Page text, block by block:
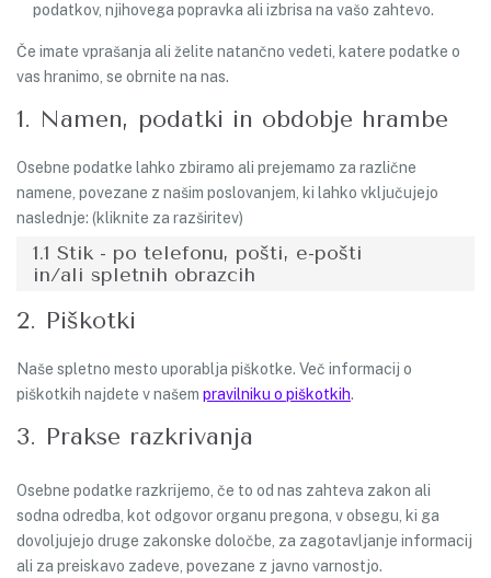
podatkov, njihovega popravka ali izbrisa na vašo zahtevo.
Če imate vprašanja ali želite natančno vedeti, katere podatke o
vas hranimo, se obrnite na nas.
1. Namen, podatki in obdobje hrambe
Osebne podatke lahko zbiramo ali prejemamo za različne
namene, povezane z našim poslovanjem, ki lahko vključujejo
naslednje: (kliknite za razširitev)
1.1 Stik - po telefonu, pošti, e-pošti
in/ali spletnih obrazcih
2. Piškotki
Naše spletno mesto uporablja piškotke. Več informacij o
piškotkih najdete v našem pravilniku o piškotkih.
3. Prakse razkrivanja
Osebne podatke razkrijemo, če to od nas zahteva zakon ali
sodna odredba, kot odgovor organu pregona, v obsegu, ki ga
dovoljujejo druge zakonske določbe, za zagotavljanje informacij
ali za preiskavo zadeve, povezane z javno varnostjo.